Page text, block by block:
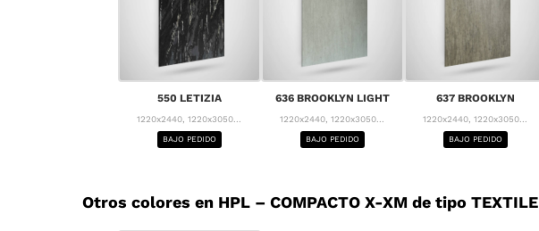
550 LETIZIA
1220x2440, 1220x3050...
BAJO PEDIDO
636 BROOKLYN LIGHT
1220x2440, 1220x3050...
BAJO PEDIDO
637 BROOKLYN
1220x2440, 1220x3050...
BAJO PEDIDO
Otros colores en HPL – COMPACTO X-XM de tipo TEXTILE